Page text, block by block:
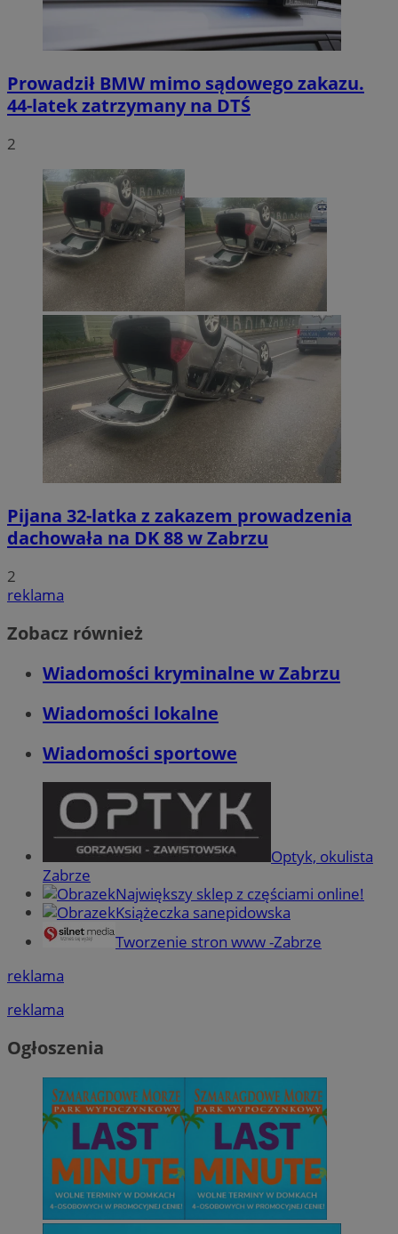
Prowadził BMW mimo sądowego zakazu.
44-latek zatrzymany na DTŚ
2
Pijana 32-latka z zakazem prowadzenia
dachowała na DK 88 w Zabrzu
2
reklama
Zobacz również
Wiadomości kryminalne w Zabrzu
Wiadomości lokalne
Wiadomości sportowe
Optyk, okulista
Zabrze
Największy sklep z częściami online!
Książeczka sanepidowska
Tworzenie stron www -Zabrze
reklama
reklama
Ogłoszenia